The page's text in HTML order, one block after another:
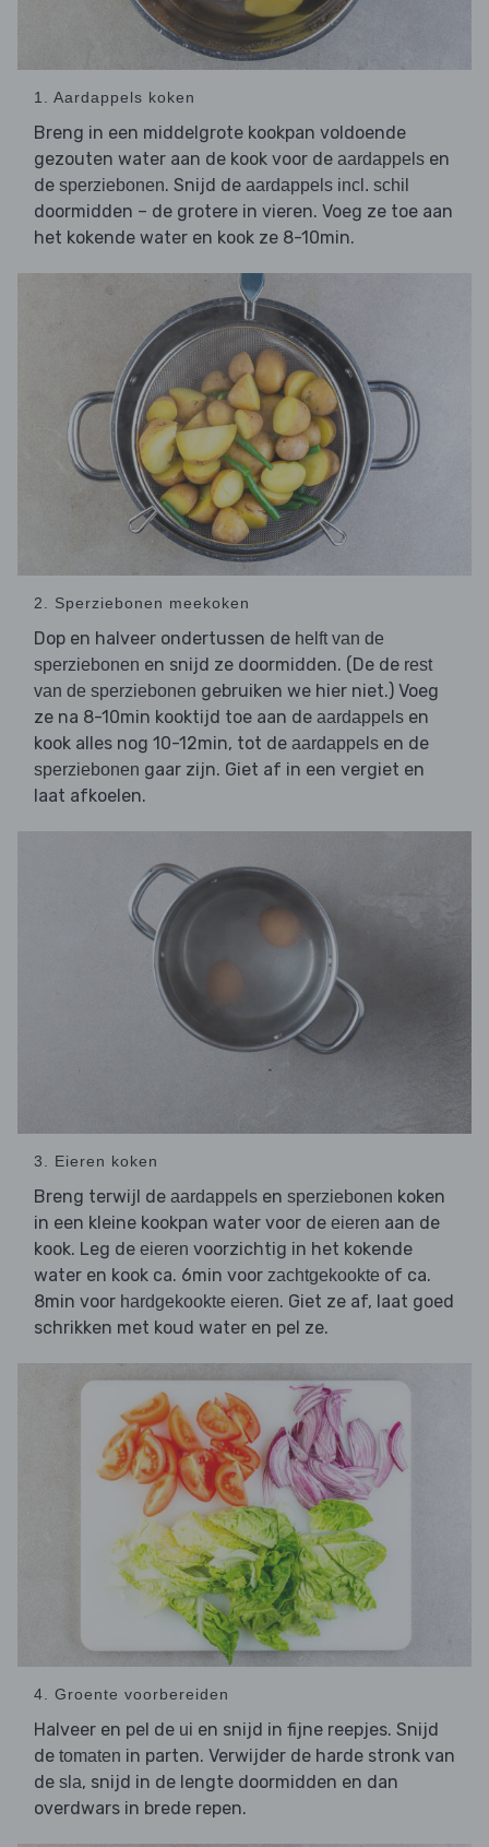
1. Aardappels koken
Breng in een middelgrote kookpan voldoende
gezouten water aan de kook voor de aardappels en
de sperziebonen. Snijd de aardappels incl. schil
doormidden – de grotere in vieren. Voeg ze toe aan
het kokende water en kook ze 8-10min.
2. Sperziebonen meekoken
Dop en halveer ondertussen de helft van de
sperziebonen en snijd ze doormidden. (De de rest
van de sperziebonen gebruiken we hier niet.) Voeg
ze na 8-10min kooktijd toe aan de aardappels en
kook alles nog 10-12min, tot de aardappels en de
sperziebonen gaar zijn. Giet af in een vergiet en
laat afkoelen.
3. Eieren koken
Breng terwijl de aardappels en sperziebonen koken
in een kleine kookpan water voor de eieren aan de
kook. Leg de eieren voorzichtig in het kokende
water en kook ca. 6min voor zachtgekookte of ca.
8min voor hardgekookte eieren. Giet ze af, laat goed
schrikken met koud water en pel ze.
4. Groente voorbereiden
Halveer en pel de ui en snijd in fijne reepjes. Snijd
de tomaten in parten. Verwijder de harde stronk van
de sla, snijd in de lengte doormidden en dan
overdwars in brede repen.